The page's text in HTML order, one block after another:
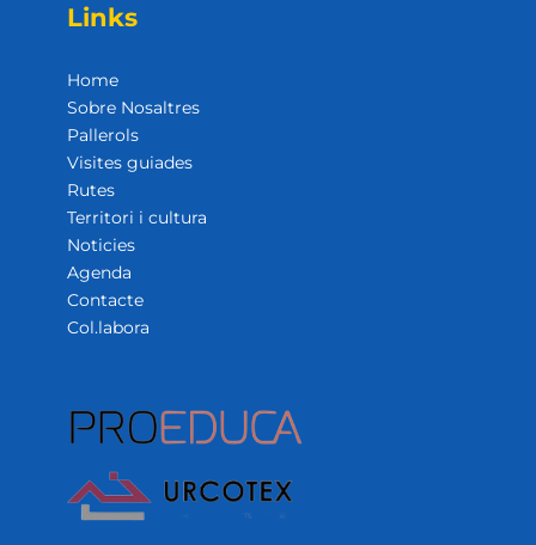
Links
Home
Sobre Nosaltres
Pallerols
Visites guiades
Rutes
Territori i cultura
Noticies
Agenda
Contacte
Col.labora